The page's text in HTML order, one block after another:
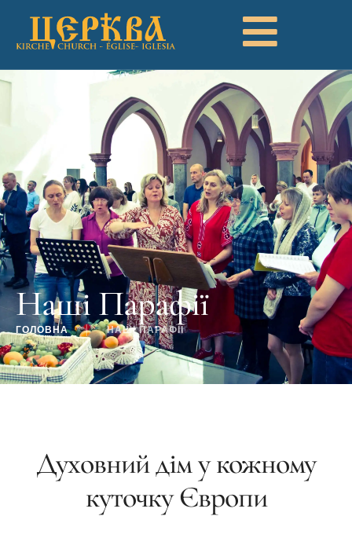
Наші Парафії
ГОЛОВНА │ НАШІ ПАРАФІЇ
Духовний дім у кожному
куточку Європи